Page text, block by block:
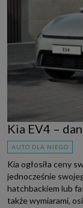
Kia EV4 –
AUTO DLA NIEGO
Kia ogłosiła ceny
jednocześnie
hatchbackiem lub
także wymiarami,